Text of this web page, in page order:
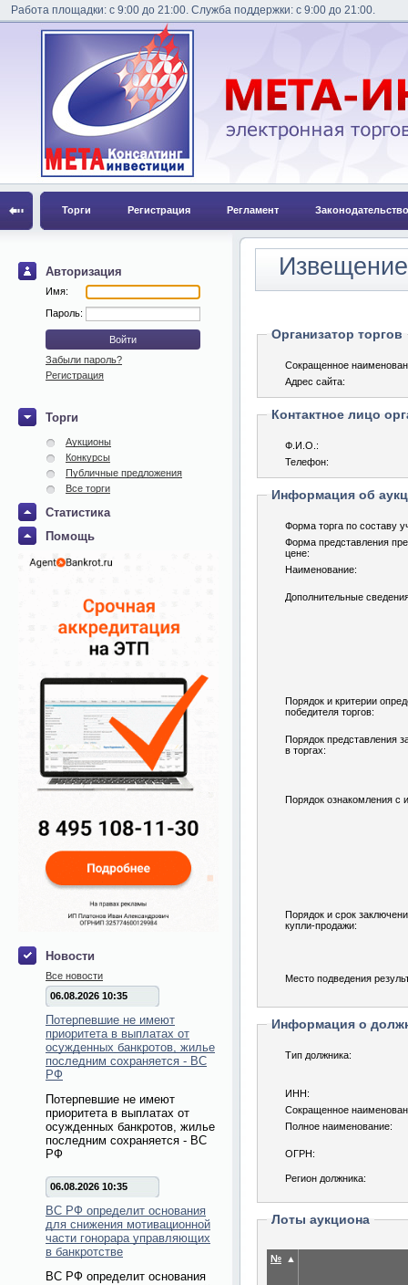
Работа площадки: с 9:00 до 21:00. Служба поддержки: с 9:00 до 21:00.
Торги Регистрация Регламент Законодательство
Авторизация
Имя:
Пароль:
Забыли пароль?
Регистрация
Торги
Аукционы
Конкурсы
Публичные предложения
Все торги
Статистика
Помощь
Новости
Все новости
06.08.2026 10:35
Потерпевшие не имеют
приоритета в выплатах от
осужденных банкротов, жилье
последним сохраняется - ВС
РФ
Потерпевшие не имеют
приоритета в выплатах от
осужденных банкротов, жилье
последним сохраняется - ВС
РФ
06.08.2026 10:35
ВС РФ определит основания
для снижения мотивационной
части гонорара управляющих
в банкротстве
ВС РФ определит основания
Организатор торгов
Сокращенное
Адрес сайта:
Контактное лицо
Ф.И.О.:
Телефон:
Информация об
Форма торга по составу
Форма представления
цене:
Наименование:
Дополнительные
Порядок и критерии
победителя торгов:
Порядок представления
в торгах:
Порядок ознакомления с
Порядок и срок
купли-продажи:
Место подведения
Информация о
Тип должника:
ИНН:
Сокращенное
Полное наименование:
ОГРН:
Регион должника:
Лоты аукциона
№ ▲